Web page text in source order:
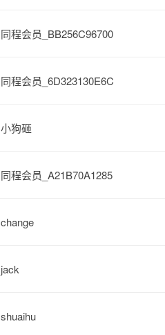
同程会员_BB256C96700
同程会员_6D323130E6C
小狗砸
同程会员_A21B70A1285
change
jack
shuaihu